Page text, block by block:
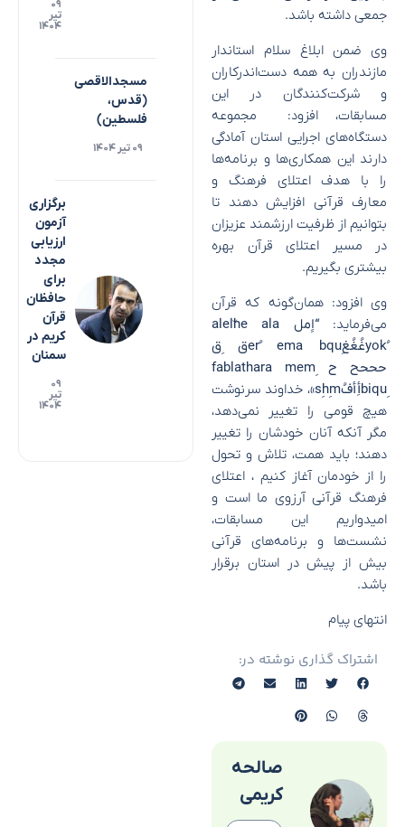
جمعی داشته باشد.
وی ضمن ابلاغ سلام استاندار
مازندران به همه دست‌اندرکاران
و شرکت‌کنندگان در این
مسابقات، افزود: مجموعه
دستگاه‌های اجرایی استان آمادگی
دارند این همکاری‌ها و برنامه‌ها
را با هدف اعتلای فرهنگ و
معارف قرآنی افزایش دهند تا
بتوانیم از ظرفیت ارزشمند عزیزان
در مسیر اعتلای قرآن بهره
بیشتری بگیریم.
وی افزود: همان‌گونه که قرآن
می‌فرماید:
“اِِمل alelّhe ala
yokُغُغُغerُ ema bquِق ِق
حححح ح fablathara memِ
biquِأِأفُsِhِm»
، خداوند سرنوشت
هیچ قومى را تغییر نمى‌دهد،
مگر آنکه آنان خودشان را تغییر
دهند؛ باید همت، تلاش و تحول
را از خودمان آغاز کنیم ، اعتلای
فرهنگ قرآنی آرزوی ما است و
امیدواریم این مسابقات،
نشست‌ها و برنامه‌های قرآنی
بیش از پیش در استان برقرار
باشد.
انتهای پیام
اشتراک گذاری نوشته در:
صالحه
کریمی
۰۹
تیر
۱۴۰۴
مسجدالاقصی
(قدس،
فلسطین)
۰۹ تیر ۱۴۰۴
برگزاری
آزمون
ارزیابی
مجدد
برای
حافظان
قرآن
کریم در
سمنان
۰۹
تیر
۱۴۰۴